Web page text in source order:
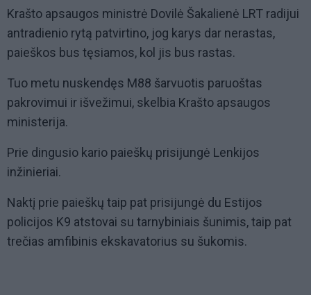
Krašto apsaugos ministrė Dovilė Šakalienė LRT radijui
antradienio rytą patvirtino, jog karys dar nerastas,
paieškos bus tęsiamos, kol jis bus rastas.
Tuo metu nuskendęs M88 šarvuotis paruoštas
pakrovimui ir išvežimui, skelbia Krašto apsaugos
ministerija.
Prie dingusio kario paieškų prisijungė Lenkijos
inžinieriai.
Naktį prie paieškų taip pat prisijungė du Estijos
policijos K9 atstovai su tarnybiniais šunimis, taip pat
trečias amfibinis ekskavatorius su šukomis.